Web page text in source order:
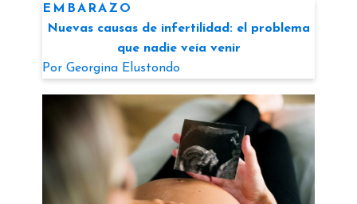
EMBARAZO
Nuevas causas de infertilidad: el problema
que nadie veía venir
Por Georgina Elustondo